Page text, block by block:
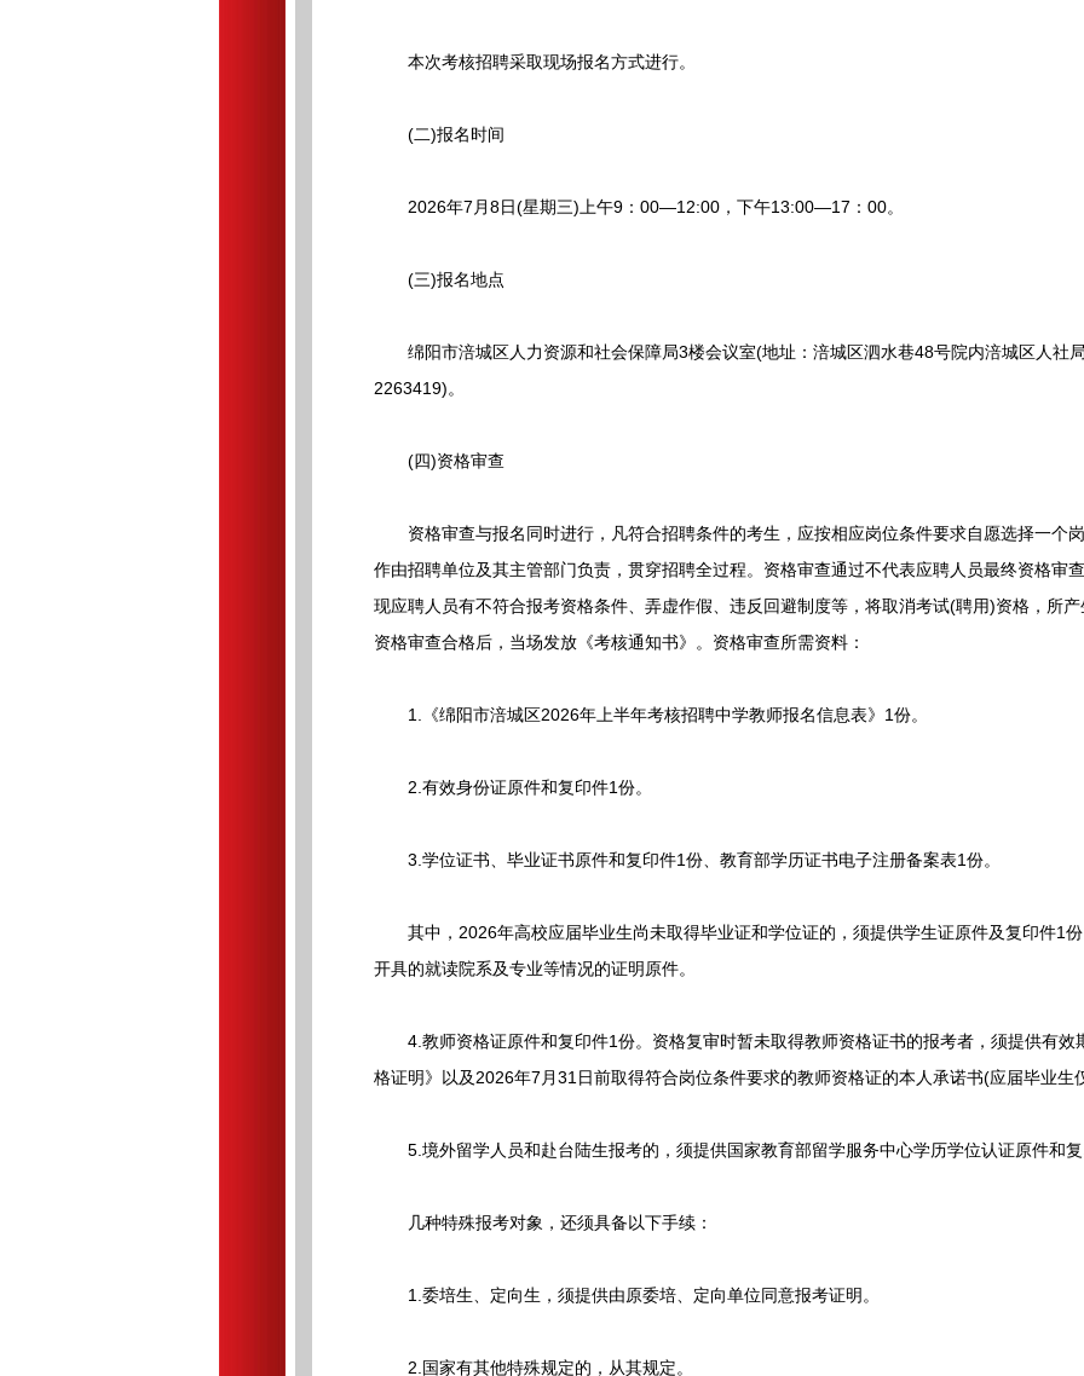
本次考核招聘采取现场报名方式进行。
(二)报名时间
2026年7月8日(星期三)上午9：00—12:00，下午13:00—17：00。
(三)报名地点
绵阳市涪城区人力资源和社会保障局3楼会议室(地址：涪城区泗水巷48号院内涪城区人社
2263419)。
(四)资格审查
资格审查与报名同时进行，凡符合招聘条件的考生，应按相应岗位条件要求自愿选择一个
作由招聘单位及其主管部门负责，贯穿招聘全过程。资格审查通过不代表应聘人员最终资格审
现应聘人员有不符合报考资格条件、弄虚作假、违反回避制度等，将取消考试(聘用)资格，所
资格审查合格后，当场发放《考核通知书》。资格审查所需资料：
1.《绵阳市涪城区2026年上半年考核招聘中学教师报名信息表》1份。
2.有效身份证原件和复印件1份。
3.学位证书、毕业证书原件和复印件1份、教育部学历证书电子注册备案表1份。
其中，2026年高校应届毕业生尚未取得毕业证和学位证的，须提供学生证原件及复印件1
开具的就读院系及专业等情况的证明原件。
4.教师资格证原件和复印件1份。资格复审时暂未取得教师资格证书的报考者，须提供有效
格证明》以及2026年7月31日前取得符合岗位条件要求的教师资格证的本人承诺书(应届毕业生
5.境外留学人员和赴台陆生报考的，须提供国家教育部留学服务中心学历学位认证原件和
几种特殊报考对象，还须具备以下手续：
1.委培生、定向生，须提供由原委培、定向单位同意报考证明。
2.国家有其他特殊规定的，从其规定。